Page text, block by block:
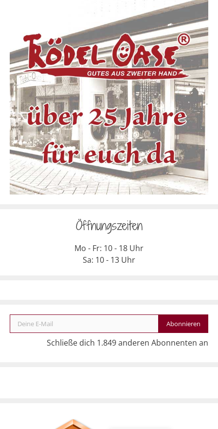
Öffnungszeiten
Mo - Fr: 10 - 18 Uhr
Sa: 10 - 13 Uhr
Deine E-Mail
Abonnieren
Schließe dich 1.849 anderen Abonnenten an